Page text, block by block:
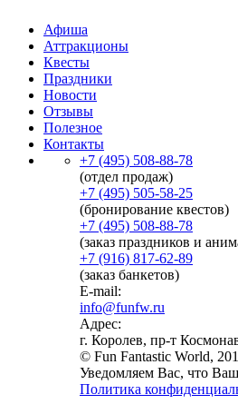
Афиша
Аттракционы
Квесты
Праздники
Новости
Отзывы
Полезное
Контакты
+7 (495) 508-88-78
(отдел продаж)
+7 (495) 505-58-25
(бронирование квестов)
+7 (495) 508-88-78
(заказ праздников и
+7 (916) 817-62-89
(заказ банкетов)
E-mail:
info@funfw.ru
Адрес:
г. Королев, пр-т
© Fun Fantastic World,
Уведомляем Вас, что
Политика